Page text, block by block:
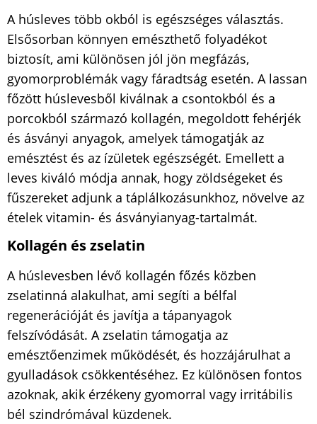
A húsleves több okból is egészséges választás.
Elsősorban könnyen emészthető folyadékot
biztosít, ami különösen jól jön megfázás,
gyomorproblémák vagy fáradtság esetén. A lassan
főzött húslevesből kiválnak a csontokból és a
porcokból származó kollagén, megoldott fehérjék
és ásványi anyagok, amelyek támogatják az
emésztést és az ízületek egészségét. Emellett a
leves kiváló módja annak, hogy zöldségeket és
fűszereket adjunk a táplálkozásunkhoz, növelve az
ételek vitamin- és ásványianyag-tartalmát.
Kollagén és zselatin
A húslevesben lévő kollagén főzés közben
zselatinná alakulhat, ami segíti a bélfal
regenerációját és javítja a tápanyagok
felszívódását. A zselatin támogatja az
emésztőenzimek működését, és hozzájárulhat a
gyulladások csökkentéséhez. Ez különösen fontos
azoknak, akik érzékeny gyomorral vagy irritábilis
bél szindrómával küzdenek.